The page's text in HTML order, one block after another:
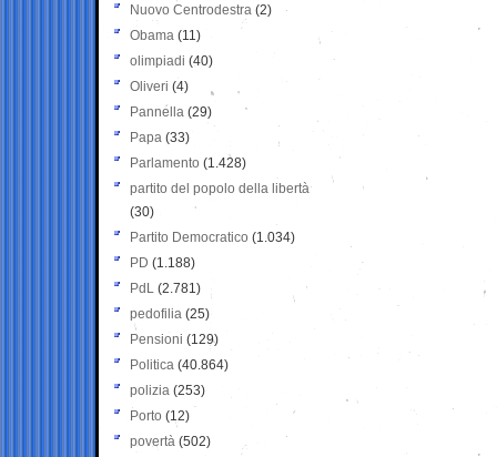
Nuovo Centrodestra (2)
Obama (11)
olimpiadi (40)
Oliveri (4)
Pannella (29)
Papa (33)
Parlamento (1.428)
partito del popolo della libertà
(30)
Partito Democratico (1.034)
PD (1.188)
PdL (2.781)
pedofilia (25)
Pensioni (129)
Politica (40.864)
polizia (253)
Porto (12)
povertà (502)